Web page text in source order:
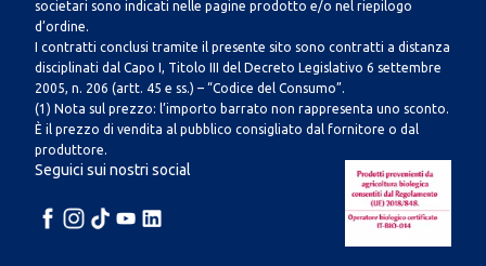
societari sono indicati nelle pagine prodotto e/o nel riepilogo
d’ordine.
I contratti conclusi tramite il presente sito sono contratti a distanza
disciplinati dal Capo I, Titolo III del Decreto Legislativo 6 settembre
2005, n. 206 (artt. 45 e ss.) – “Codice del Consumo”.
(1) Nota sul prezzo: l’importo barrato non rappresenta uno sconto.
È il prezzo di vendita al pubblico consigliato dal fornitore o dal
produttore.
Seguici sui nostri social